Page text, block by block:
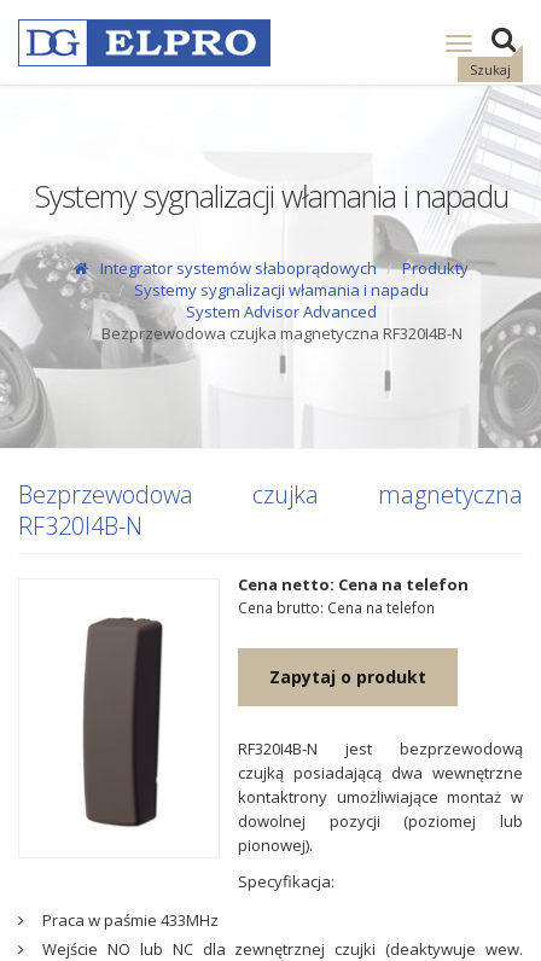
Szukaj
Pokaż
nawigację
Systemy sygnalizacji włamania i napadu
Integrator systemów słaboprądowych
Produkty
Systemy sygnalizacji włamania i napadu
System Advisor Advanced
Bezprzewodowa czujka magnetyczna RF320I4B-N
Bezprzewodowa czujka magnetyczna
RF320I4B-N
Cena netto: Cena na telefon
Cena brutto: Cena na telefon
Zapytaj o produkt
RF320I4B-N jest bezprzewodową
czujką posiadającą dwa wewnętrzne
kontaktrony umożliwiające montaż w
dowolnej pozycji (poziomej lub
pionowej).
Specyfikacja:
Praca w paśmie 433MHz
Wejście NO lub NC dla zewnętrznej czujki (deaktywuje wew.